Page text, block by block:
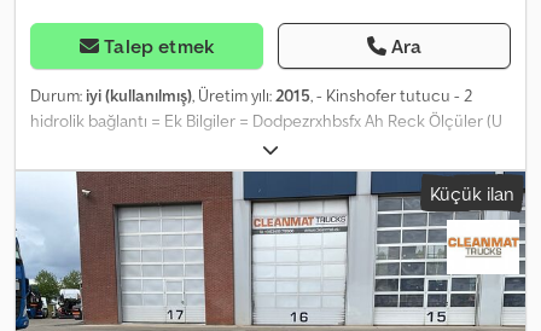
Talep etmek Ara
Durum: iyi (kullanılmış), Üretim yılı:2015, - Kinshofer tutucu - 2
hidrolik bağlantı = Ek Bilgiler = Dodpezrxhbsfx Ah Reck Ölçüler (U
x G x Y): 65 x 130 x 70 cm Teknik Durum: iyi Görsel Durum: iyi Üretici:
Clean Mat Trucks B.V. Wageningsestraat 17 6673DB ANDELST, NL
Küçük ilan